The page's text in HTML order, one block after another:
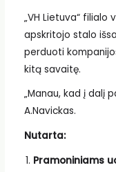
„VH Lietuva“ filialo
apskritojo stalo
perduoti
kitą savaitę.
„Manau, kad į dalį
A.Navickas.
Nutarta:
Pramoniniams